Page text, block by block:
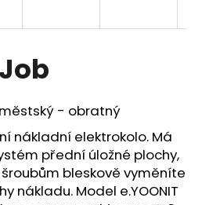
- obratný
nákladní elektrokolo. Má
přední úložné plochy,
bleskově vyměníte
nákladu. Model e.YOONIT